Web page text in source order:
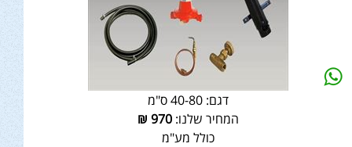
דגם: 40-80 ס"מ
המחיר שלנו:970
₪
כולל מע"מ